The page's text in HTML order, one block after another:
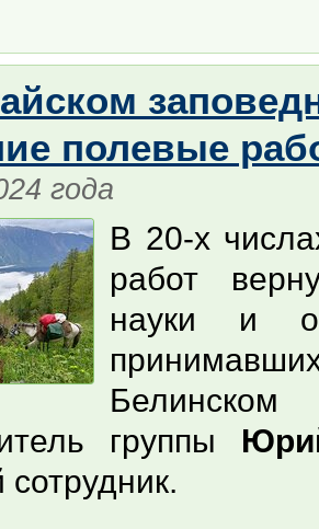
полевые
года
В 20-х
работ
науки и
группы